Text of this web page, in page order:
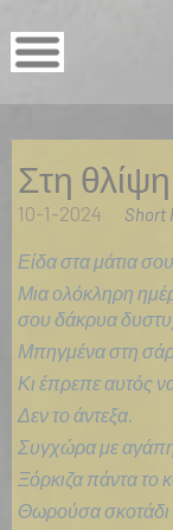
Στη
10-1-2024 Short
Είδα στα μάτια
Μια ολόκληρη
σου δάκρυα
Μπηγμένα στη
Κι έπρεπε αυτός
Δεν το άντεξα.
Συγχώρα με
Ξόρκιζα πάντα το
Θωρούσα σκοτάδι